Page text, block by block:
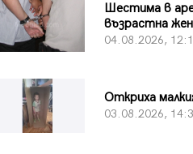
Шестима в
възрастна
04.08.2026,
Откриха
03.08.2026,